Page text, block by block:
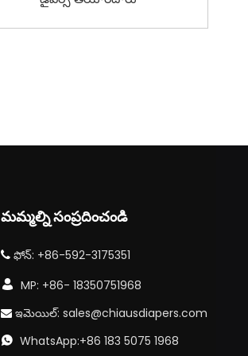
మమ్మల్ని సంప్రదించండి
 ఫోన్: +86-592-3175351
 MP: +86- 18350751968
 ఇమెయిల్:sales@chiausdiapers.com
 WhatsApp:+86 183 5075 1968